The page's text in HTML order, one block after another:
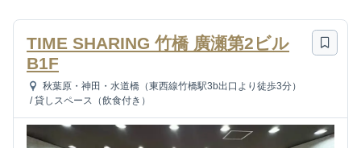
TIME SHARING 竹橋 廣瀬第2ビル
B1F
秋葉原・神田・水道橋（東西線竹橋駅3b出口より徒歩3分）
/ 貸しスペース（飲食付き）